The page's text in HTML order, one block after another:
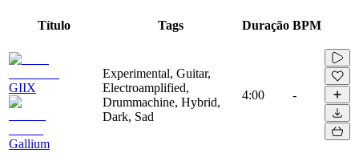
Título Tags Duração BPM
GIIX
Gallium
Experimental, Guitar,
Electroamplified,
Drummachine, Hybrid,
Dark, Sad
4:00 -